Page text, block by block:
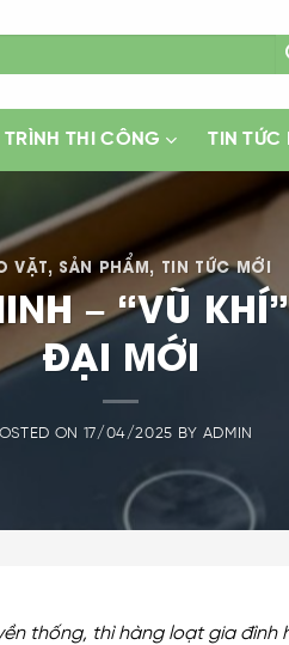
THI CÔNG TIN TỨC
VẶT, SẢN PHẨM, TIN TỨC MỚI
– “VŨ
ĐẠI MỚI
ON 17/04/2025 BY ADMIN
thống, thì hàng loạt gia